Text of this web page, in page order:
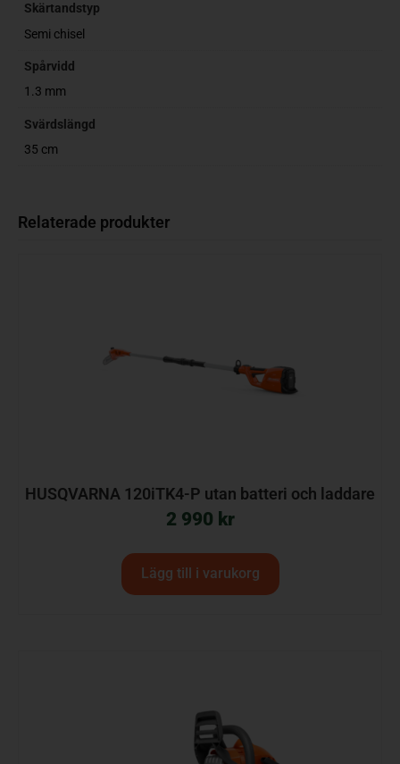
Skärtandstyp
Semi chisel
Spårvidd
1.3 mm
Svärdslängd
35 cm
Relaterade produkter
HUSQVARNA 120iTK4-P utan batteri och laddare
2 990 kr
Lägg till i varukorg